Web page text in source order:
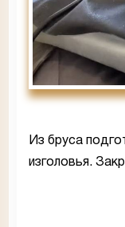
Из бруса
изголовья.